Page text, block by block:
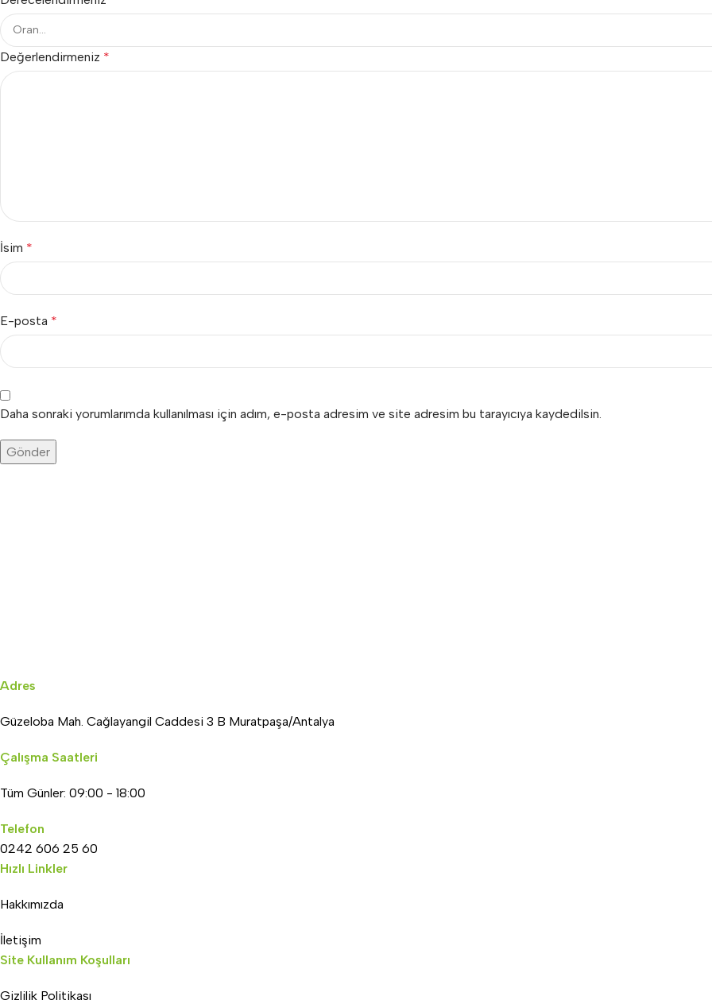
Değerlendirmeniz *
İsim *
E-posta *
Daha sonraki yorumlarımda kullanılması için adım, e-posta adresim ve site adresim bu tarayıcıya kaydedilsin.
Adres
Güzeloba Mah. Cağlayangil Caddesi 3 B Muratpaşa/Antalya
Çalışma Saatleri
Tüm Günler: 09:00 - 18:00
Telefon
0242 606 25 60
Hızlı Linkler
Hakkımızda
İletişim
Site Kullanım Koşulları
Gizlilik Politikası